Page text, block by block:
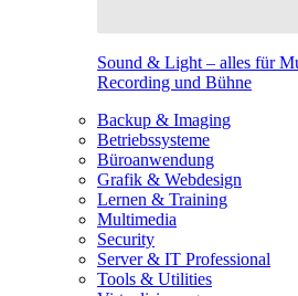
Sound & Light – alles für
Recording und Bühne
Backup & Imaging
Betriebssysteme
Büroanwendung
Grafik & Webdesign
Lernen & Training
Multimedia
Security
Server & IT Professional
Tools & Utilities